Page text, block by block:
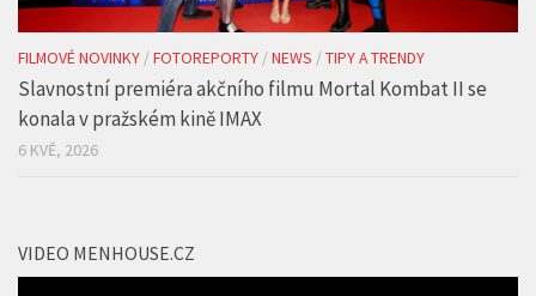
FILMOVÉ NOVINKY /FOTOREPORTY /NEWS /TIPY A TRENDY
Slavnostní premiéra akčního filmu Mortal Kombat II se
konala v pražském kině IMAX
6 KVĚ, 2026
VIDEO MENHOUSE.CZ